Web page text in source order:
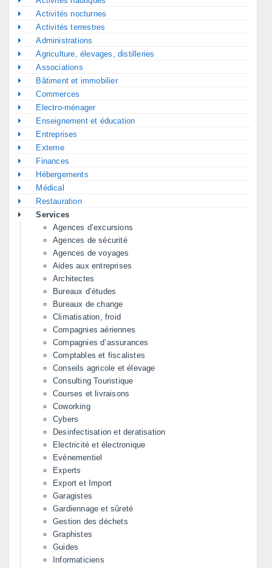
Activités nocturnes
Activités terrestres
Administrations
Agriculture, élevages, distilleries
Associations
Bâtiment et immobilier
Commerces
Electro-ménager
Enseignement et éducation
Entreprises
Externe
Finances
Hébergements
Médical
Restauration
Services
Agences d’excursions
Agences de sécurité
Agences de voyages
Aides aux entreprises
Architectes
Bureaux d’études
Bureaux de change
Climatisation, froid
Compagnies aériennes
Compagnies d’assurances
Comptables et fiscalistes
Conseils agricole et élevage
Consulting Touristique
Courses et livraisons
Coworking
Cybers
Desinfectisation et deratisation
Electricité et électronique
Evénementiel
Experts
Export et Import
Garagistes
Gardiennage et sûreté
Gestion des déchets
Graphistes
Guides
Informaticiens